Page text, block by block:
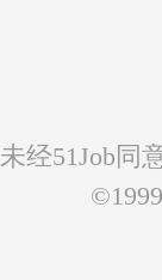
未经51Job同